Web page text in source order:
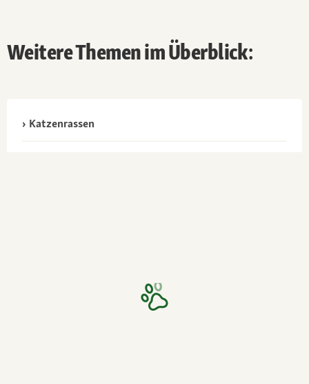
Weitere Themen im Überblick:
Katzenrassen